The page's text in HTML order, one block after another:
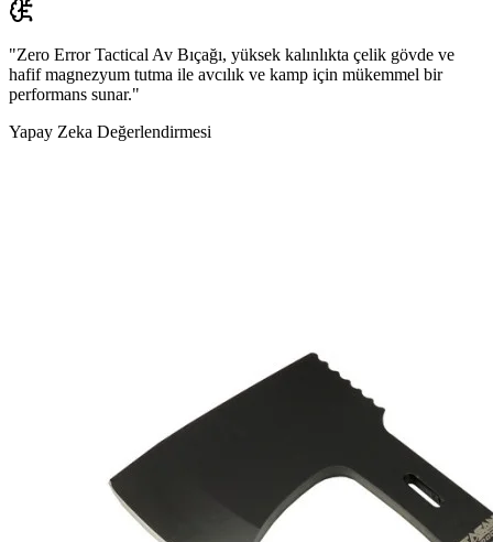
"Zero Error Tactical Av Bıçağı, yüksek kalınlıkta çelik gövde ve
hafif magnezyum tutma ile avcılık ve kamp için mükemmel bir
performans sunar."
Yapay Zeka Değerlendirmesi